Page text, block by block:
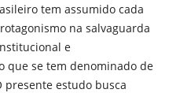
tem assumido cada
na salvaguarda
e
que se tem denominado de
presente estudo busca